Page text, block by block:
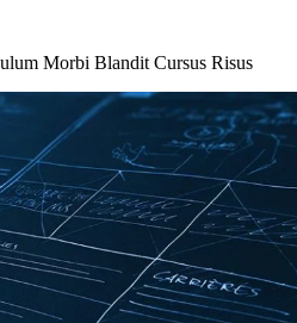
Morbi Blandit Cursus Risus